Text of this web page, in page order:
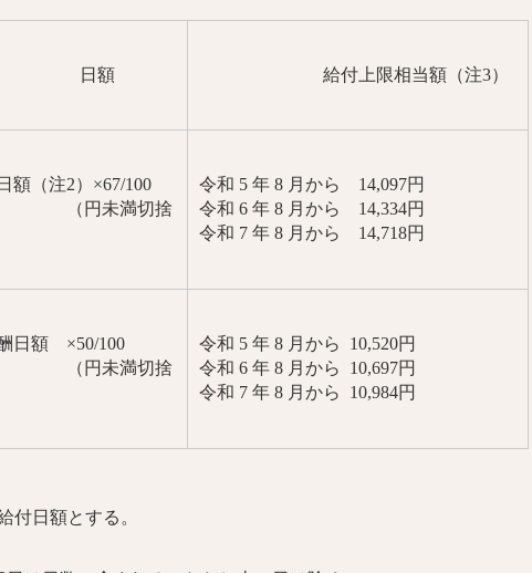
額 給付上限相当額（注3）
額（注2）×67/100
満切捨
令和 5 年 8 月から 14,097円
令和 6 年 8 月から 14,334円
令和 7 年 8 月から 14,718円
額 ×50/100
満切捨
令和 5 年 8 月から
10,520円
令和 6 年 8 月から 10,697円
令和 7 年 8 月から 10,984円
付日額とする。